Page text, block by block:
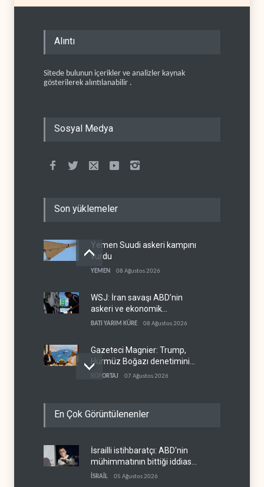
Alıntı
Sitede bulunun içerikler ve analizler kaynak
gösterilerek alıntılanabilir .
Sosyal Medya
Son yüklemeler
Yemen Suudi askeri kampını
vurdu
YEMEN 08 Ağustos 2026
WSJ: İran savaşı ABD’nin
askeri ve ekonomik
kaynaklarını tüketiyor
BATI YARIM KÜRE 08 Ağustos 2026
Gazeteci Magnier: Trump,
Hürmüz Boğazı denetimini
doğrudan İran ve Umman'a
RÖPORTAJ 07 Ağustos 2026
ertelendi, hesap kapanmadı
Çin'in petrol ithalatı on yıllık
dipten sonra yükseldi
En Çok Görüntülenenler
İsrailli istihbaratçı: ABD'nin
mühimmatının bittiği iddiası
bir iç kavga
İSRAİL 05 Ağustos 2026